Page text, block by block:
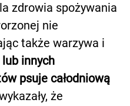
zdrowia spożywania
nie
także warzywa i
innych
psuje całodniową
że